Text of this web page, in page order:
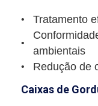
Tratamento
ambientais
Redução de
Caixas de